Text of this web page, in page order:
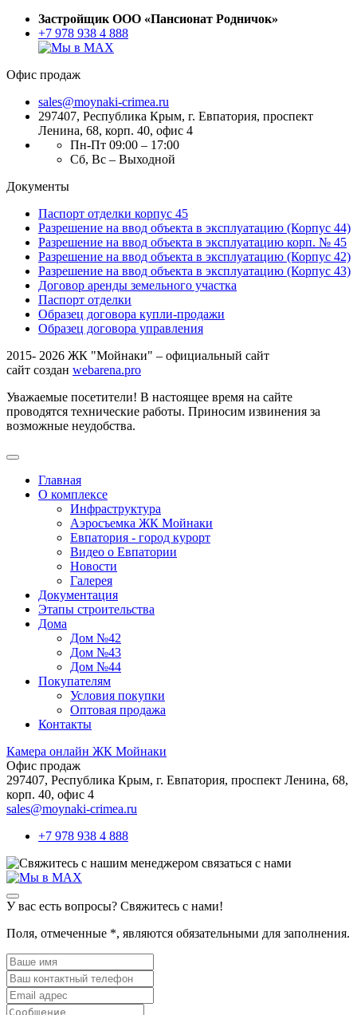
Застройщик ООО «Пансионат Родничок»
+7 978 938 4 888
Офис продаж
sales@moynaki-crimea.ru
297407, Республика Крым, г. Евпатория, проспект
Ленина, 68, корп. 40, офис 4
Пн-Пт 09:00 – 17:00
Сб, Вс – Выходной
Документы
Паспорт отделки корпус 45
Разрешение на ввод объекта в эксплуатацию (Корпус 44)
Разрешение на ввод объекта в эксплуатацию корп. № 45
Разрешение на ввод объекта в эксплуатацию (Корпус 42)
Разрешение на ввод объекта в эксплуатацию (Корпус 43)
Договор аренды земельного участка
Паспорт отделки
Образец договора купли-продажи
Образец договора управления
2015- 2026 ЖК "Мойнаки" – официальный сайт
сайт создан webarena.pro
Уважаемые посетители! В настоящее время на сайте
проводятся технические работы. Приносим извинения за
возможные неудобства.
Главная
О комплексе
Инфраструктура
Аэросъемка ЖК Мойнаки
Евпатория - город курорт
Видео о Евпатории
Новости
Галерея
Документация
Этапы строительства
Дома
Дом №42
Дом №43
Дом №44
Покупателям
Условия покупки
Оптовая продажа
Контакты
Камера онлайн ЖК Мойнаки
Офис продаж
297407, Республика Крым, г. Евпатория, проспект Ленина, 68,
корп. 40, офис 4
sales@moynaki-crimea.ru
+7 978 938 4 888
связаться с нами
У вас есть вопросы? Свяжитесь с нами!
Поля, отмеченные *, являются обязательными для заполнения.